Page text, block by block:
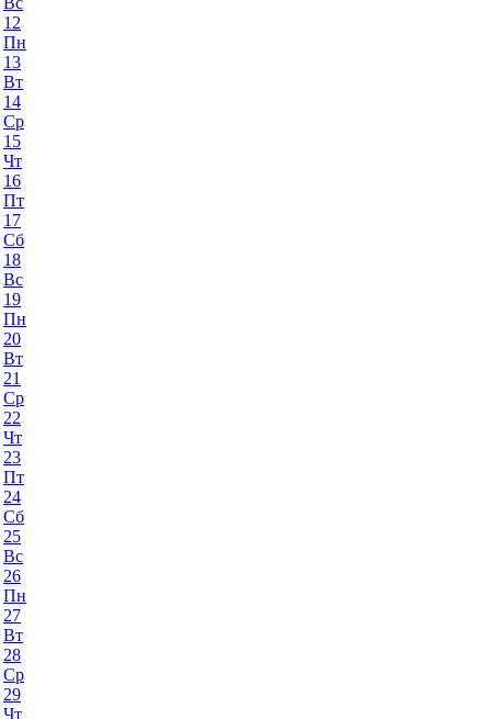
12
Пн
13
Вт
14
Ср
15
Чт
16
Пт
17
Сб
18
Вс
19
Пн
20
Вт
21
Ср
22
Чт
23
Пт
24
Сб
25
Вс
26
Пн
27
Вт
28
Ср
29
Чт